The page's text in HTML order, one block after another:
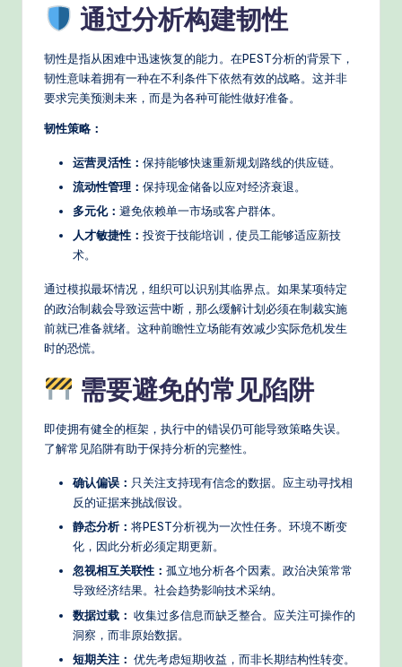
通过分析构建韧性
韧性是指从困难中迅速恢复的能力。在PEST分析的背景下，
韧性意味着拥有一种在不利条件下依然有效的战略。这并非
要求完美预测未来，而是为各种可能性做好准备。
韧性策略：
运营灵活性： 保持能够快速重新规划路线的供应链。
流动性管理： 保持现金储备以应对经济衰退。
多元化： 避免依赖单一市场或客户群体。
人才敏捷性： 投资于技能培训，使员工能够适应新技
术。
通过模拟最坏情况，组织可以识别其临界点。如果某项特定
的政治制裁会导致运营中断，那么缓解计划必须在制裁实施
前就已准备就绪。这种前瞻性立场能有效减少实际危机发生
时的恐慌。
需要避免的常见陷阱
即使拥有健全的框架，执行中的错误仍可能导致策略失误。
了解常见陷阱有助于保持分析的完整性。
确认偏误： 只关注支持现有信念的数据。应主动寻找相
反的证据来挑战假设。
静态分析： 将PEST分析视为一次性任务。环境不断变
化，因此分析必须定期更新。
忽视相互关联性： 孤立地分析各个因素。政治决策常常
导致经济结果。社会趋势影响技术采纳。
数据过载： 收集过多信息而缺乏整合。应关注可操作的
洞察，而非原始数据。
短期关注： 优先考虑短期收益，而非长期结构性转变。